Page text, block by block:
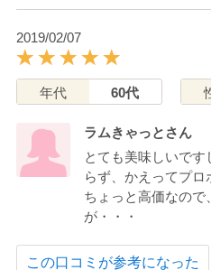
2019/02/07
年代 60代
ラムきゃっとさん
とても美味しいで
らず、かえってプロ
ちょっと高価なので
が・・・
この口コミが参考になった